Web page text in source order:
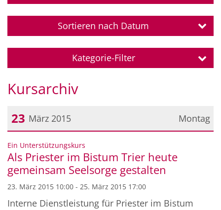
Sortieren nach Datum
Kategorie-Filter
Kursarchiv
Montag
23 März 2015
Datum: 23. März 2015
Ein Unterstützungskurs
Als Priester im Bistum Trier heute
gemeinsam Seelsorge gestalten
23. März 2015 10:00 - 25. März 2015 17:00
Interne Dienstleistung für Priester im Bistum